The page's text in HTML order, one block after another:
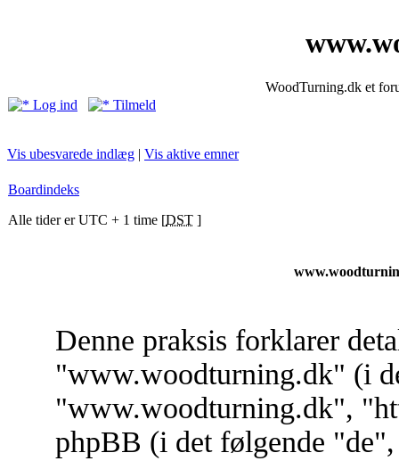
WoodTurning.dk et
Log ind
Tilmeld
Vis ubesvarede indlæg | Vis aktive emner
Boardindeks
Alle tider er UTC + 1 time [DST ]
Denne praksis forklarer
"www.woodturning.dk" (i
"www.woodturning.dk",
phpBB (i det følgende